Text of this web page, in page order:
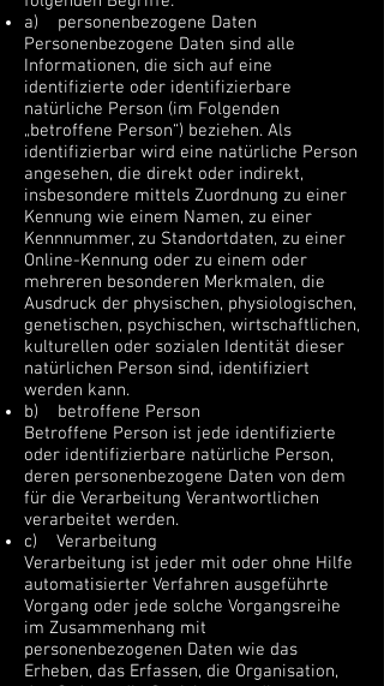
a) personenbezogene Daten
Personenbezogene Daten sind alle
Informationen, die sich auf eine
identifizierte oder identifizierbare
natürliche Person (im Folgenden
„betroffene Person“) beziehen. Als
identifizierbar wird eine natürliche Person
angesehen, die direkt oder indirekt,
insbesondere mittels Zuordnung zu einer
Kennung wie einem Namen, zu einer
Kennnummer, zu Standortdaten, zu einer
Online-Kennung oder zu einem oder
mehreren besonderen Merkmalen, die
Ausdruck der physischen, physiologischen,
genetischen, psychischen, wirtschaftlichen,
kulturellen oder sozialen Identität dieser
natürlichen Person sind, identifiziert
werden kann.
b) betroffene Person
Betroffene Person ist jede identifizierte
oder identifizierbare natürliche Person,
deren personenbezogene Daten von dem
für die Verarbeitung Verantwortlichen
verarbeitet werden.
c) Verarbeitung
Verarbeitung ist jeder mit oder ohne Hilfe
automatisierter Verfahren ausgeführte
Vorgang oder jede solche Vorgangsreihe
im Zusammenhang mit
personenbezogenen Daten wie das
Erheben, das Erfassen, die Organisation,